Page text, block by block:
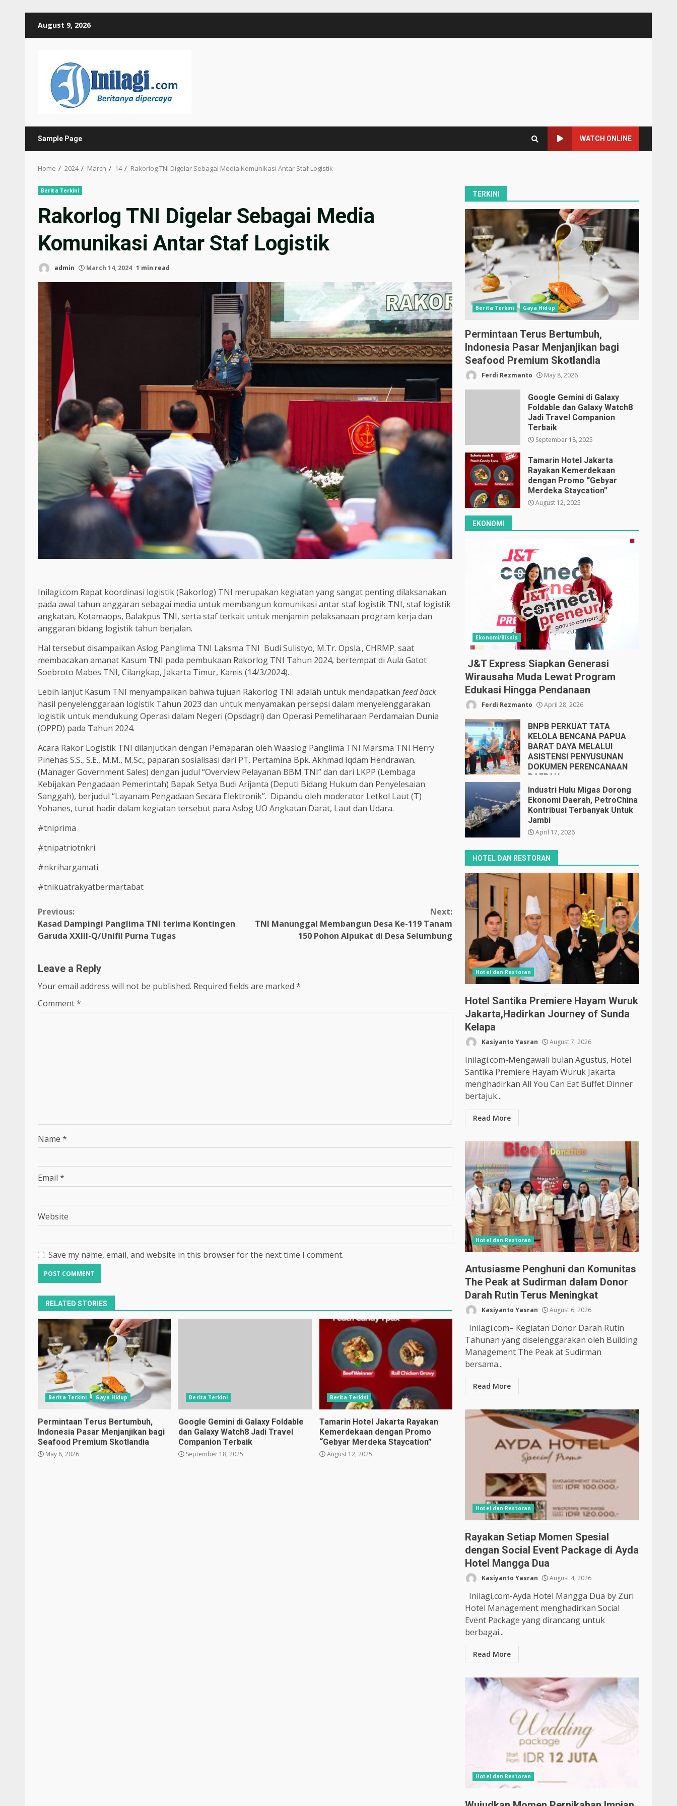
August 9, 2026
Sample Page WATCH ONLINE
Home 2024 March 14 Rakorlog TNI Digelar Sebagai Media Komunikasi Antar Staf Logistik
Berita Terkini
Rakorlog TNI Digelar Sebagai Media
Komunikasi Antar Staf Logistik
admin March 14, 2024 1 min read
Inilagi.com Rapat koordinasi logistik (Rakorlog) TNI merupakan kegiatan yang sangat penting dilaksanakan
pada awal tahun anggaran sebagai media untuk membangun komunikasi antar staf logistik TNI, staf logistik
angkatan, Kotamaops, Balakpus TNI, serta staf terkait untuk menjamin pelaksanaan program kerja dan
anggaran bidang logistik tahun berjalan.
Hal tersebut disampaikan Aslog Panglima TNI Laksma TNI Budi Sulistyo, M.Tr. Opsla., CHRMP. saat
membacakan amanat Kasum TNI pada pembukaan Rakorlog TNI Tahun 2024, bertempat di Aula Gatot
Soebroto Mabes TNI, Cilangkap, Jakarta Timur, Kamis (14/3/2024).
Lebih lanjut Kasum TNI menyampaikan bahwa tujuan Rakorlog TNI adalah untuk mendapatkan feed back
hasil penyelenggaraan logistik Tahun 2023 dan untuk menyamakan persepsi dalam menyelenggarakan
logistik untuk mendukung Operasi dalam Negeri (Opsdagri) dan Operasi Pemeliharaan Perdamaian Dunia
(OPPD) pada Tahun 2024.
Acara Rakor Logistik TNI dilanjutkan dengan Pemaparan oleh Waaslog Panglima TNI Marsma TNI Herry
Pinehas S.S., S.E., M.M., M.Sc., paparan sosialisasi dari PT. Pertamina Bpk. Akhmad Iqdam Hendrawan.
(Manager Government Sales) dengan judul “Overview Pelayanan BBM TNI” dan dari LKPP (Lembaga
Kebijakan Pengadaan Pemerintah) Bapak Setya Budi Arijanta (Deputi Bidang Hukum dan Penyelesaian
Sanggah), berjudul “Layanam Pengadaan Secara Elektronik”. Dipandu oleh moderator Letkol Laut (T)
Yohanes, turut hadir dalam kegiatan tersebut para Aslog UO Angkatan Darat, Laut dan Udara.
#tniprima
#tnipatriotnkri
#nkrihargamati
#tnikuatrakyatbermartabat
Continue
Reading
Previous:
Kasad Dampingi Panglima TNI terima Kontingen
Garuda XXIII-Q/Unifil Purna Tugas
Next:
TNI Manunggal Membangun Desa Ke-119 Tanam
150 Pohon Alpukat di Desa Selumbung
Leave a Reply
Your email address will not be published. Required fields are marked *
Comment*
Name *
Email *
Website
Save my name, email, and website in this browser for the next time I comment.
RELATED STORIES
Berita Terkini Gaya Hidup
Permintaan Terus Bertumbuh,
Indonesia Pasar Menjanjikan bagi
Seafood Premium Skotlandia
May 8, 2026
Berita Terkini
Google Gemini di Galaxy Foldable
dan Galaxy Watch8 Jadi Travel
Companion Terbaik
September 18, 2025
Berita Terkini
Tamarin Hotel Jakarta Rayakan
Kemerdekaan dengan Promo
“Gebyar Merdeka Staycation”
August 12, 2025
TERKINI
Berita Terkini Gaya Hidup
Permintaan Terus Bertumbuh,
Indonesia Pasar Menjanjikan bagi
Seafood Premium Skotlandia
Ferdi Rezmanto May 8, 2026
Google Gemini di Galaxy
Foldable dan Galaxy Watch8
Jadi Travel Companion
Terbaik
September 18, 2025
Tamarin Hotel Jakarta
Rayakan Kemerdekaan
dengan Promo “Gebyar
Merdeka Staycation”
August 12, 2025
EKONOMI
Ekonomi/Bisnis
J&T Express Siapkan Generasi
Wirausaha Muda Lewat Program
Edukasi Hingga Pendanaan
Ferdi Rezmanto April 28, 2026
BNPB PERKUAT TATA
KELOLA BENCANA PAPUA
BARAT DAYA MELALUI
ASISTENSI PENYUSUNAN
DOKUMEN PERENCANAAN
DAERAH
April 17, 2026
Industri Hulu Migas Dorong
Ekonomi Daerah, PetroChina
Kontribusi Terbanyak Untuk
Jambi
April 17, 2026
HOTEL DAN RESTORAN
Hotel dan Restoran
Hotel Santika Premiere Hayam Wuruk
Jakarta,Hadirkan Journey of Sunda
Kelapa
Kasiyanto Yasran August 7, 2026
Inilagi.com-Mengawali bulan Agustus, Hotel
Santika Premiere Hayam Wuruk Jakarta
menghadirkan All You Can Eat Buffet Dinner
bertajuk...
Read More
Hotel dan Restoran
Antusiasme Penghuni dan Komunitas
The Peak at Sudirman dalam Donor
Darah Rutin Terus Meningkat
Kasiyanto Yasran August 6, 2026
Inilagi.com– Kegiatan Donor Darah Rutin
Tahunan yang diselenggarakan oleh Building
Management The Peak at Sudirman
bersama...
Read More
Hotel dan Restoran
Rayakan Setiap Momen Spesial
dengan Social Event Package di Ayda
Hotel Mangga Dua
Kasiyanto Yasran August 4, 2026
Inilagi,com-Ayda Hotel Mangga Dua by Zuri
Hotel Management menghadirkan Social
Event Package yang dirancang untuk
berbagai...
Read More
Hotel dan Restoran